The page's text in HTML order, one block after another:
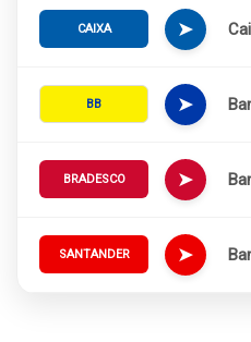
CAIXA ➤
BB ➤
BRADESCO ➤
SANTANDER ➤